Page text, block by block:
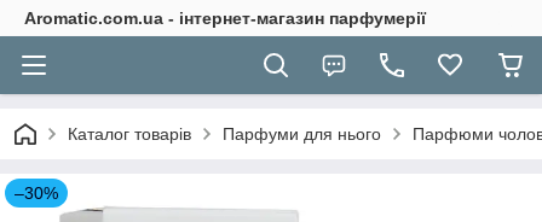
Aromatic.com.ua - інтернет-магазин парфумерії
Каталог товарів Парфуми для нього Парфюми
–30%